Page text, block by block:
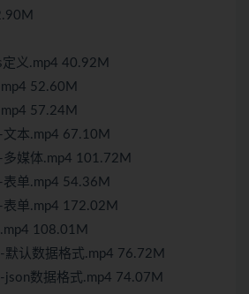
义.mp4 40.92M
52.60M
57.24M
本.mp4 67.10M
媒体.mp4 101.72M
单.mp4 54.36M
单.mp4 172.02M
108.01M
认数据格式.mp4 76.72M
json数据格式.mp4 74.07M